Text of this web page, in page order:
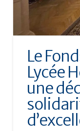
Le
Lycée
une